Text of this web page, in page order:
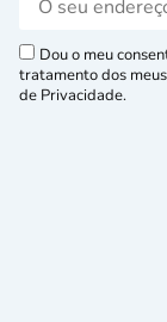
Dou o meu
tratamento dos
de Privacidade.